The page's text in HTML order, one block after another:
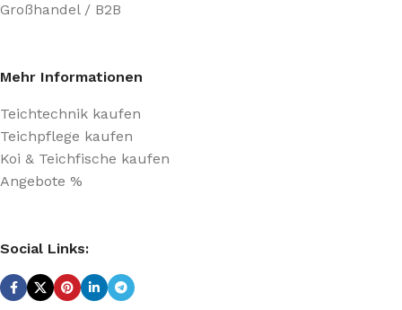
Großhandel / B2B
Mehr Informationen
Teichtechnik kaufen
Teichpflege kaufen
Koi & Teichfische kaufen
Angebote %
Social Links: